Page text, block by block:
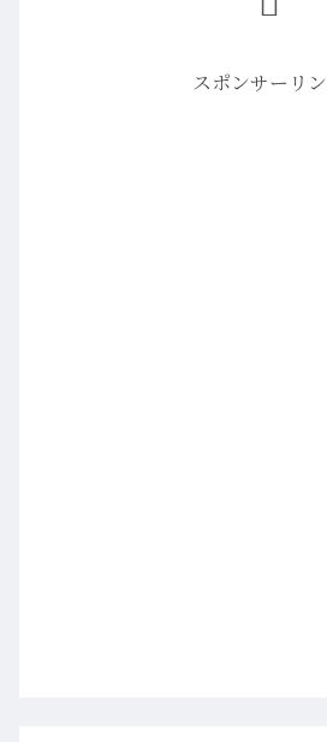
スポンサーリ